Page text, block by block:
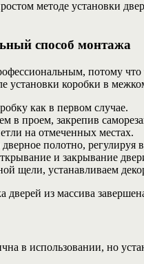
методе установки
способ монтажа
потому что
установки коробки в
как в первом случае.
в проем, закрепив
на отмеченных местах.
полотно, регулируя
и закрывание
щели, устанавливаем
дверей из массива
в использовании, но